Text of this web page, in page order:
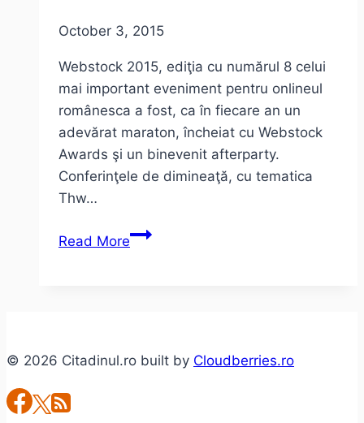
October 3, 2015
Webstock 2015, ediţia cu numărul 8 celui
mai important eveniment pentru onlineul
românesca a fost, ca în fiecare an un
adevărat maraton, încheiat cu Webstock
Awards şi un binevenit afterparty.
Conferinţele de dimineaţă, cu tematica
Thw…
Read More5
cum
© 2026 Citadinul.ro built by Cloudberries.ro